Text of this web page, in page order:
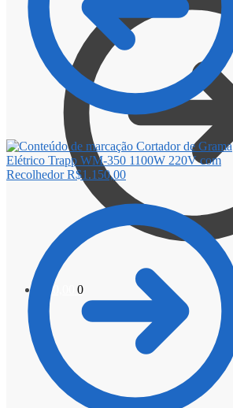
R$0,00 0
Cortador de Grama
Elétrico Trapp WM-350 1100W 220V com
Recolhedor R$1.150,00